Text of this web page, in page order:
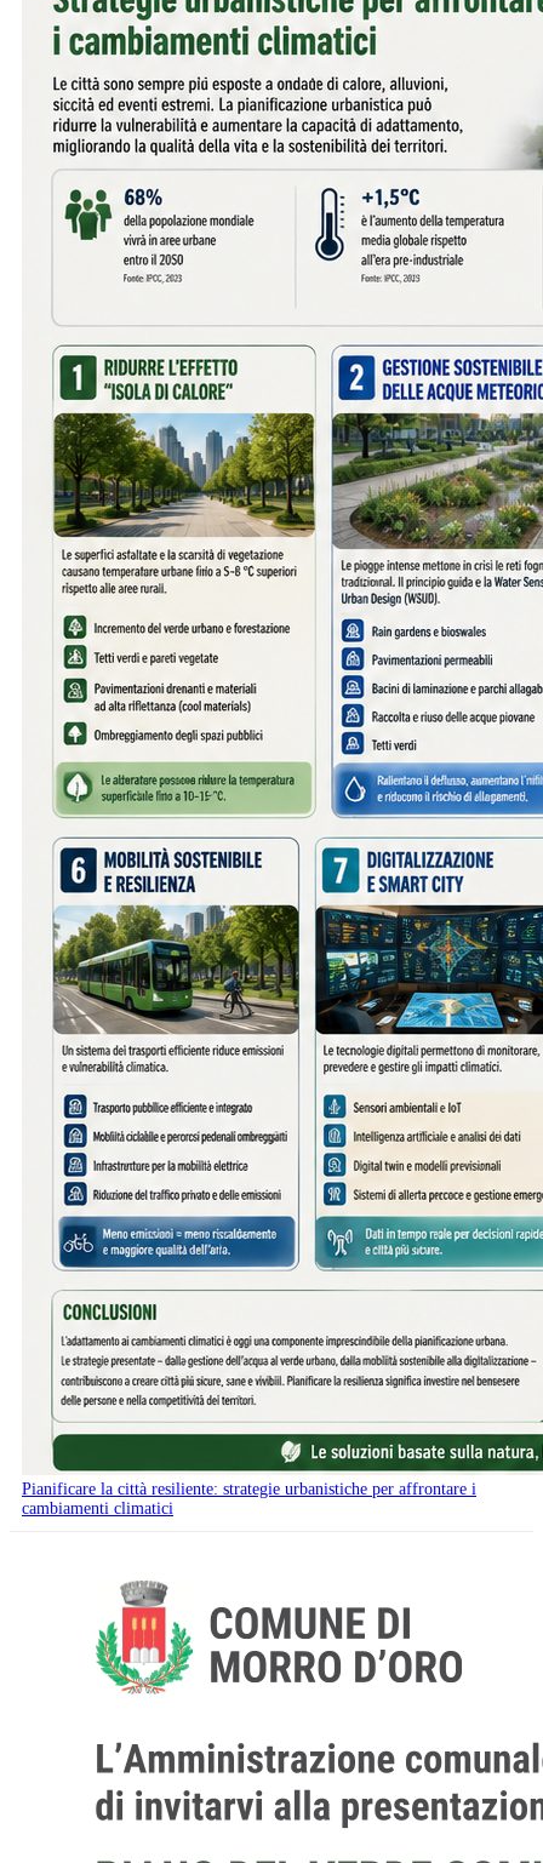
Pianificare la città resiliente: strategie urbanistiche per affrontare i
cambiamenti climatici